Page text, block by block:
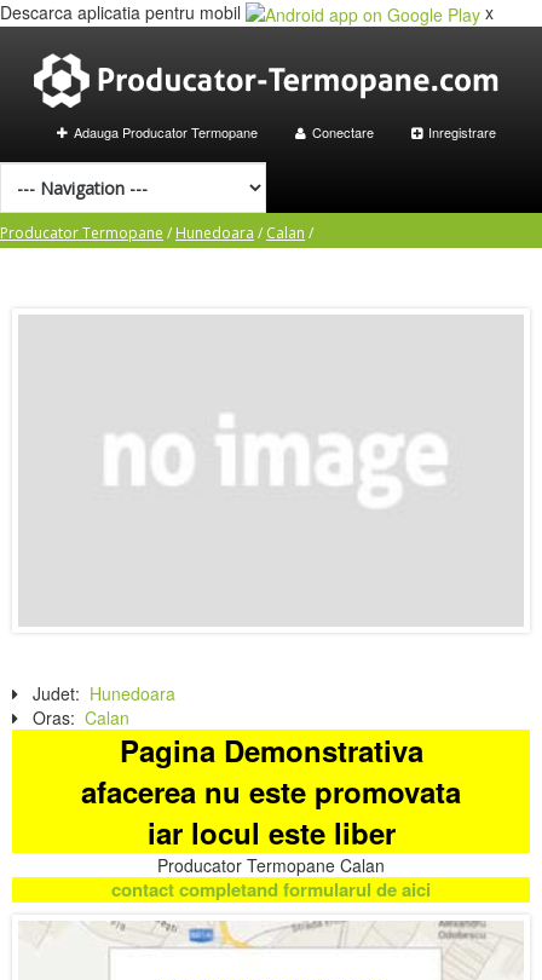
Descarca aplicatia pentru mobil x
Adauga Producator Termopane Conectare Inregistrare
Producator Termopane / Hunedoara / Calan /
Judet: Hunedoara
Oras: Calan
Pagina Demonstrativa
afacerea nu este promovata
iar locul este liber
Producator Termopane Calan
contact completand formularul de aici